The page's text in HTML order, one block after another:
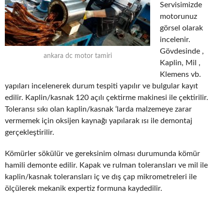
ankara dc motor tamiri
Servisimizde
motorunuz
görsel olarak
incelenir.
Gövdesinde ,
Kaplin, Mil ,
Klemens vb.
yapıları incelenerek durum tespiti yapılır ve bulgular kayıt
edilir. Kaplin/kasnak 120 açılı çektirme makinesi ile çektirilir.
Toleransı sıkı olan kaplin/kasnak ‘larda malzemeye zarar
vermemek için oksijen kaynağı yapılarak ısı ile demontaj
gerçekleştirilir.
Kömürler sökülür ve gereksinim olması durumunda kömür
hamili demonte edilir. Kapak ve rulman toleransları ve mil ile
kaplin/kasnak toleransları iç ve dış çap mikrometreleri ile
ölçülerek mekanik expertiz formuna kaydedilir.